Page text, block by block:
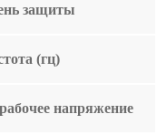
защиты
(гц)
напряжение